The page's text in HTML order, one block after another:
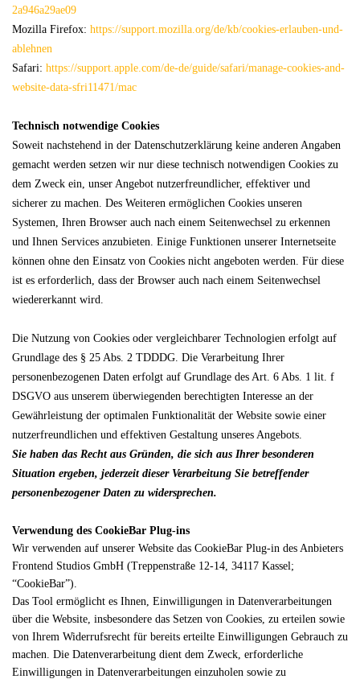
2a946a29ae09
Mozilla Firefox: https://support.mozilla.org/de/kb/cookies-erlauben-und-
ablehnen
Safari: https://support.apple.com/de-de/guide/safari/manage-cookies-and-
website-data-sfri11471/mac
Technisch notwendige Cookies
Soweit nachstehend in der Datenschutzerklärung keine anderen Angaben
gemacht werden setzen wir nur diese technisch notwendigen Cookies zu
dem Zweck ein, unser Angebot nutzerfreundlicher, effektiver und
sicherer zu machen. Des Weiteren ermöglichen Cookies unseren
Systemen, Ihren Browser auch nach einem Seitenwechsel zu erkennen
und Ihnen Services anzubieten. Einige Funktionen unserer Internetseite
können ohne den Einsatz von Cookies nicht angeboten werden. Für diese
ist es erforderlich, dass der Browser auch nach einem Seitenwechsel
wiedererkannt wird.
Die Nutzung von Cookies oder vergleichbarer Technologien erfolgt auf
Grundlage des § 25 Abs. 2 TDDDG. Die Verarbeitung Ihrer
personenbezogenen Daten erfolgt auf Grundlage des Art. 6 Abs. 1 lit. f
DSGVO aus unserem überwiegenden berechtigten Interesse an der
Gewährleistung der optimalen Funktionalität der Website sowie einer
nutzerfreundlichen und effektiven Gestaltung unseres Angebots.
Sie haben das Recht aus Gründen, die sich aus Ihrer besonderen
Situation ergeben, jederzeit dieser Verarbeitung Sie betreffender
personenbezogener Daten zu widersprechen.
Verwendung des CookieBar Plug-ins
Wir verwenden auf unserer Website das CookieBar Plug-in des Anbieters
Frontend Studios GmbH (Treppenstraße 12-14, 34117 Kassel;
“CookieBar”).
Das Tool ermöglicht es Ihnen, Einwilligungen in Datenverarbeitungen
über die Website, insbesondere das Setzen von Cookies, zu erteilen sowie
von Ihrem Widerrufsrecht für bereits erteilte Einwilligungen Gebrauch zu
machen. Die Datenverarbeitung dient dem Zweck, erforderliche
Einwilligungen in Datenverarbeitungen einzuholen sowie zu